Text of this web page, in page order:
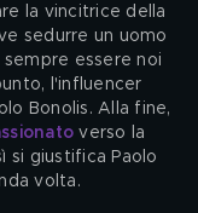
sedurre un uomo
essere noi
l'influencer
Bonolis. Alla fine,
verso la
si giustifica Paolo
volta.